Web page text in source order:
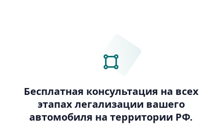
Бесплатная консультация на всех
этапах легализации вашего
автомобиля на территории РФ.